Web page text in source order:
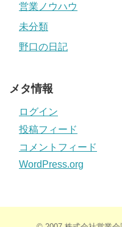
営業ノウハウ
未分類
野口の日記
メタ情報
ログイン
投稿フィード
コメントフィード
WordPress.org